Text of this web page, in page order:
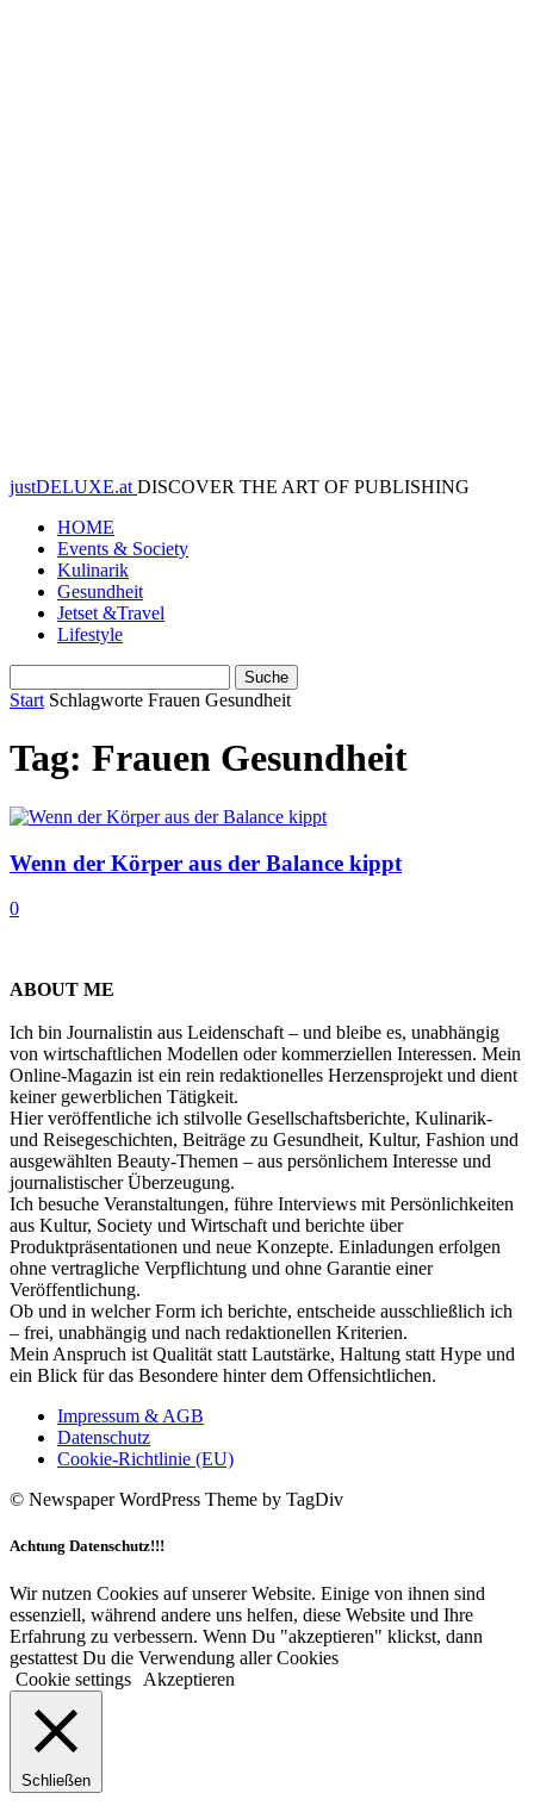
justDELUXE.at DISCOVER THE ART OF PUBLISHING
HOME
Events & Society
Kulinarik
Gesundheit
Jetset &Travel
Lifestyle
Start Schlagworte Frauen Gesundheit
Tag: Frauen Gesundheit
Wenn der Körper aus der Balance kippt
0
ABOUT ME
Ich bin Journalistin aus Leidenschaft – und bleibe es, unabhängig
von wirtschaftlichen Modellen oder kommerziellen Interessen. Mein
Online-Magazin ist ein rein redaktionelles Herzensprojekt und dient
keiner gewerblichen Tätigkeit.
Hier veröffentliche ich stilvolle Gesellschaftsberichte, Kulinarik-
und Reisegeschichten, Beiträge zu Gesundheit, Kultur, Fashion und
ausgewählten Beauty-Themen – aus persönlichem Interesse und
journalistischer Überzeugung.
Ich besuche Veranstaltungen, führe Interviews mit Persönlichkeiten
aus Kultur, Society und Wirtschaft und berichte über
Produktpräsentationen und neue Konzepte. Einladungen erfolgen
ohne vertragliche Verpflichtung und ohne Garantie einer
Veröffentlichung.
Ob und in welcher Form ich berichte, entscheide ausschließlich ich
– frei, unabhängig und nach redaktionellen Kriterien.
Mein Anspruch ist Qualität statt Lautstärke, Haltung statt Hype und
ein Blick für das Besondere hinter dem Offensichtlichen.
Impressum & AGB
Datenschutz
Cookie-Richtlinie (EU)
© Newspaper WordPress Theme by TagDiv
Achtung Datenschutz!!!
Wir nutzen Cookies auf unserer Website. Einige von ihnen sind
essenziell, während andere uns helfen, diese Website und Ihre
Erfahrung zu verbessern. Wenn Du "akzeptieren" klickst, dann
gestattest Du die Verwendung aller Cookies
Cookie settings
Akzeptieren
Schließen